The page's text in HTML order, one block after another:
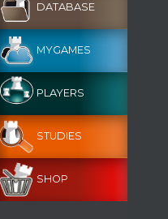
DATABASE
MYGAMES
PLAYERS
STUDIES
SHOP